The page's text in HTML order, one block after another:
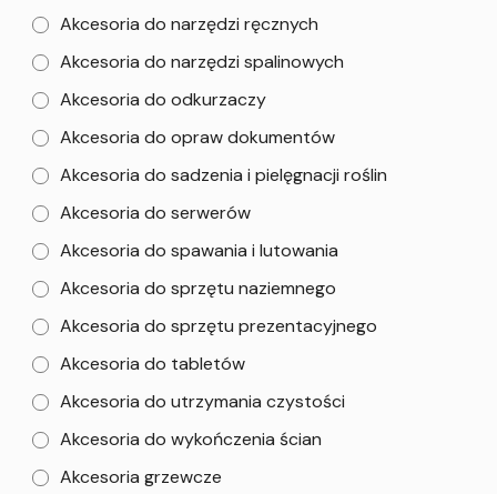
Akcesoria do narzędzi ręcznych
Akcesoria do narzędzi spalinowych
Akcesoria do odkurzaczy
Akcesoria do opraw dokumentów
Akcesoria do sadzenia i pielęgnacji roślin
Akcesoria do serwerów
Akcesoria do spawania i lutowania
Akcesoria do sprzętu naziemnego
Akcesoria do sprzętu prezentacyjnego
Akcesoria do tabletów
Akcesoria do utrzymania czystości
Akcesoria do wykończenia ścian
Akcesoria grzewcze